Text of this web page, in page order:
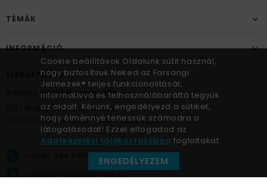
TÉMÁK
INFORMÁCIÓ
ELÉRHETŐSÉG
Balloon World Hungary Kft.
Budapest, Bécsi út 267.
Az oldal üzemeltetője – nem átadó pont!
+36 30 984 6955
info@farsangijelmezek.hu
Cookie beállítások Oldalunk sütit használ,
hogy biztosítsuk Neked az Farsangi
Jelmezek® teljes funkcionalitását,
informatívvá és felhasználóbaráttá tegyük
az oldalt. Kérünk, engedélyezd a sütiket,
hogy élménnyé tehessük számodra a
látogatásodat! Ezzel elfogadod az
Adatkezelési tájékoztatóban foglaltakat.
ENGEDÉLYEZEM